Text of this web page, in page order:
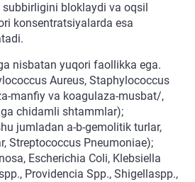
bloklaydi va oqsil
konsentratsiyalarda esa
nisbatan yuqori faollikka ega.
Aureus, Staphylococcus
manfiy va koagulaza-musbat/,
chidamli shtammlar);
jumladan a-b-gemolitik turlar,
Streptococcus Pneumoniae);
Escherichia Coli, Klebsiella
Providencia Spp., Shigellaspp.,